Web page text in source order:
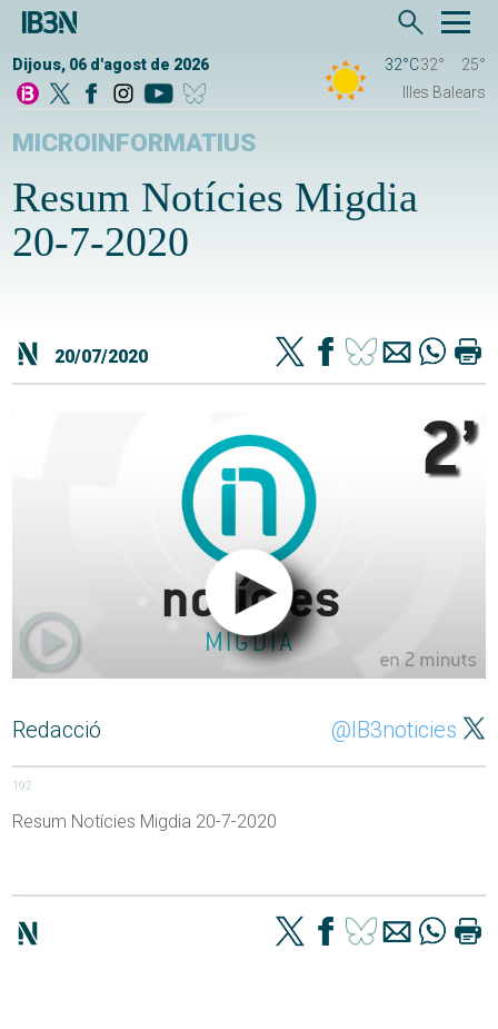
Dijous, 06 d'agost de 2026 32°C32°
25°
Illes Balears
MICROINFORMATIUS
Resum Notícies Migdia
20-7-2020
20/07/2020
Redacció @IB3noticies
192
Resum Notícies Migdia 20-7-2020